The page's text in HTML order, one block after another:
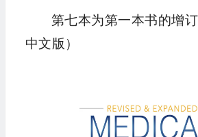
第七本为第一本书的增
中文版）